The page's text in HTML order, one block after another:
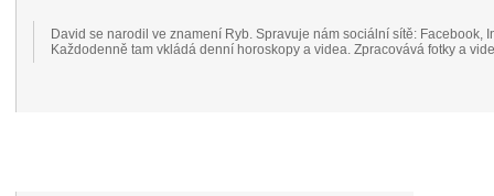
David se narodil ve znamení Ryb. Spravuje nám sociální sítě: Facebook,
Každodenně tam vkládá denní horoskopy a videa. Zpracovává fotky a